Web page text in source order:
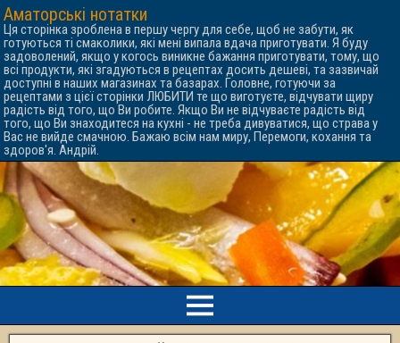
Аматорські нотатки
Ця сторінка зроблена в першу чергу для себе, щоб не забути, як
готуються ті смаколики, які мені випала вдача приготувати. Я буду
задоволений, якщо у когось виникне бажання приготувати, тому, що
всі продукти, які згадуються в рецептах досить дешеві, та зазвичай
доступні в наших магазинах та базарах. Головне, готуючи за
рецептами з цієї сторінки ЛЮБИТИ те що виготуєте, відчувати щиру
радість від того, що Ви робите. Якщо Ви не відчуваєте радість від
того, що Ви знаходитеся на кухні - не треба дивуватися, що страва у
Вас не вийде смачною. Бажаю всім нам миру, Перемоги, кохання та
здоров'я. Андрій.